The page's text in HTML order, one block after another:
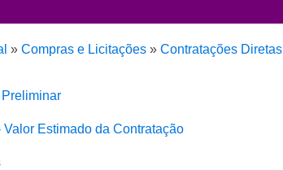
» Compras e Licitações » Contratações Diretas
Valor Estimado da Contratação